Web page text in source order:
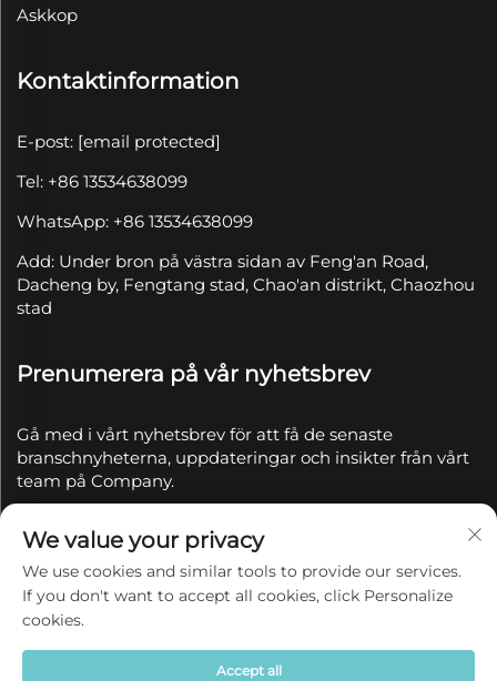
Askkop
Kontaktinformation
E-post: [email protected]
Tel: +86 13534638099
WhatsApp: +86 13534638099
Add: Under bron på västra sidan av Feng'an Road,
Dacheng by, Fengtang stad, Chao'an distrikt, Chaozhou
stad
Prenumerera på vår nyhetsbrev
Gå med i vårt nyhetsbrev för att få de senaste
branschnyheterna, uppdateringar och insikter från vårt
team på Company.
Copyright © 2025 av Chaozhou Qianyue Ceramics Co.,
Ltd.
Integritetspolicy
We value your privacy
We use cookies and similar tools to provide our services.
If you don't want to accept all cookies, click Personalize
cookies.
Accept all